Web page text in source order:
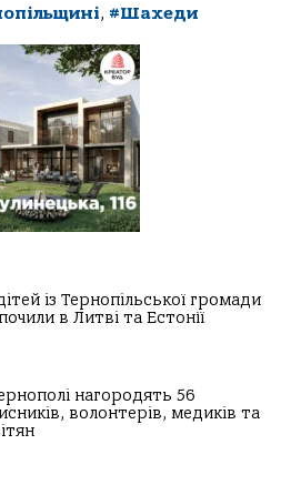
, #Шахеди
із Тернопільської громади
в Литві та Естонії
нагородять 56
волонтерів, медиків та